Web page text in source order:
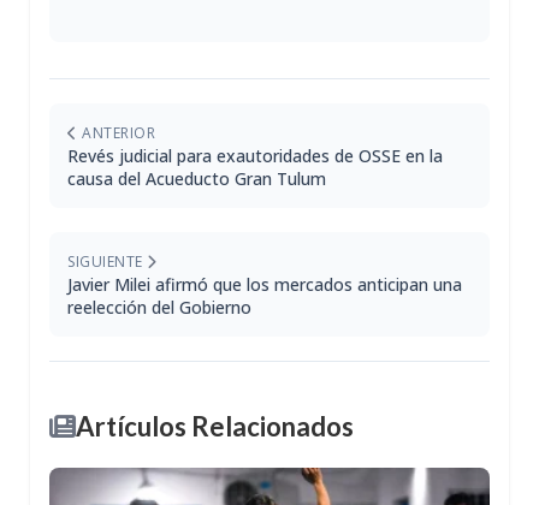
ANTERIOR
Revés judicial para exautoridades de OSSE en la
causa del Acueducto Gran Tulum
SIGUIENTE
Javier Milei afirmó que los mercados anticipan una
reelección del Gobierno
Artículos Relacionados